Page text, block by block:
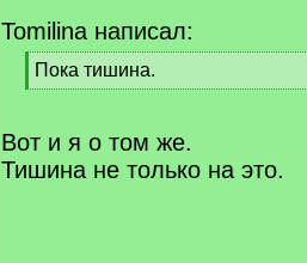
Tomilina написал:
[
q
Пока тишина.
[
q
]
Вот и я о том же.
Тишина не только на это.